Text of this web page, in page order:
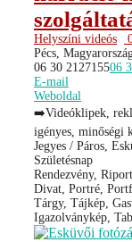
Helyszíni videós
Pécs,
06 30 212715506
E-mail
Weboldal
➡️Videóklipek,
igényes, minőségi
Jegyes / Páros,
Születésnap
Rendezvény,
Divat, Portré,
Tárgy, Tájkép,
Igazolványkép,